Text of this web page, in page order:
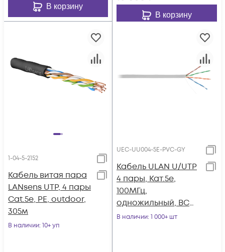
В корзину
В корзину
1-04-5-2152
Кабель витая пара
LANsens UTP, 4 пары
Cat.5e, PE, outdoor,
305м
В наличии: 10+ уп
UEC-UU004-5E-PVC-GY
Кабель ULAN U/UTP
4 пары, Кат.5e,
100МГц,
одножильный, BC
(чистая медь),
В наличии: 1 000+ шт